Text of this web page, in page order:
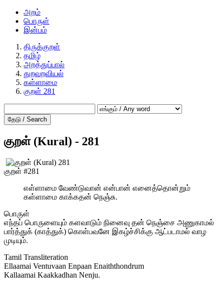
அறம்
பொருள்
இன்பம்
திருக்குறள்
தமிழ்
அறத்துப்பால்
துறவறவியல்
கள்ளாமை
குறள் 281
தேடு / Search
குறள் (Kural) - 281
குறள் #281
எள்ளாமை வேண்டுவான் என்பான் எனைத்தொன்றும்
கள்ளாமை காக்கதன் நெஞ்சு.
பொருள்
எந்தப் பொருளையும் களவாடும் நினைவு தன் நெஞ்சை அணுகாமல்
பார்த்துக் (காத்துக்) கொள்பவனே இகழ்ச்சிக்கு ஆட்படாமல் வாழ
முடியும்.
Tamil Transliteration
Ellaamai Ventuvaan Enpaan Enaiththondrum
Kallaamai Kaakkadhan Nenju.